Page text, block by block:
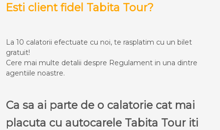
Esti client fidel Tabita Tour?
La 10 calatorii efectuate cu noi, te rasplatim cu un bilet
gratuit!
Cere mai multe detalii despre Regulament in una dintre
agentiile noastre.
Ca sa ai parte de o calatorie cat mai
placuta cu autocarele Tabita Tour iti